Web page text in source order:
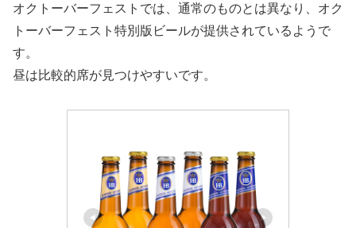
オクトーバーフェストでは、通常のものとは異なり、オク
トーバーフェスト特別版ビールが提供されているようで
す。
昼は比較的席が見つけやすいです。